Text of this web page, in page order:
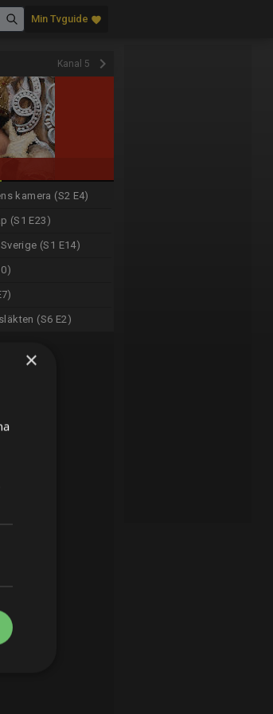
Min Tvguide favorite
Kanal 5 keyboard_arrow_right
kamera (S2 E4)
(S1 E23)
(S1 E14)
(S6 E2)
×